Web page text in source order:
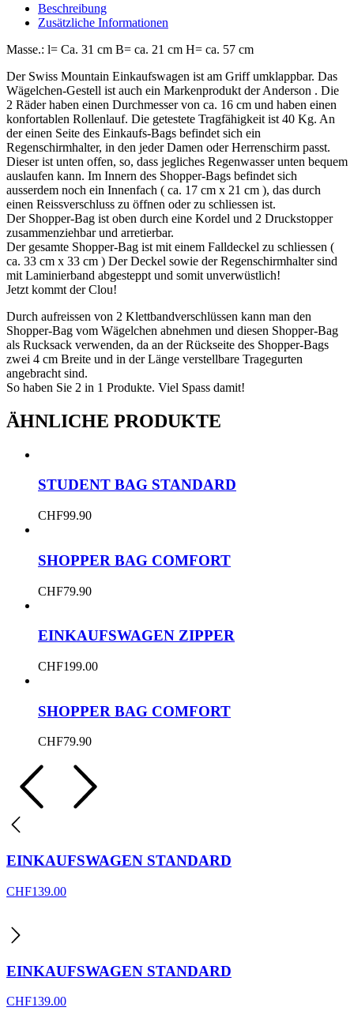
Beschreibung
Zusätzliche Informationen
Masse.: l= Ca. 31 cm B= ca. 21 cm H= ca. 57 cm
Der Swiss Mountain Einkaufswagen ist am Griff umklappbar. Das
Wägelchen-Gestell ist auch ein Markenprodukt der Anderson . Die
2 Räder haben einen Durchmesser von ca. 16 cm und haben einen
konfortablen Rollenlauf. Die getestete Tragfähigkeit ist 40 Kg. An
der einen Seite des Einkaufs-Bags befindet sich ein
Regenschirmhalter, in den jeder Damen oder Herrenschirm passt.
Dieser ist unten offen, so, dass jegliches Regenwasser unten bequem
auslaufen kann. Im Innern des Shopper-Bags befindet sich
ausserdem noch ein Innenfach ( ca. 17 cm x 21 cm ), das durch
einen Reissverschluss zu öffnen oder zu schliessen ist.
Der Shopper-Bag ist oben durch eine Kordel und 2 Druckstopper
zusammenziehbar und arretierbar.
Der gesamte Shopper-Bag ist mit einem Falldeckel zu schliessen (
ca. 33 cm x 33 cm ) Der Deckel sowie der Regenschirmhalter sind
mit Laminierband abgesteppt und somit unverwüstlich!
Jetzt kommt der Clou!
Durch aufreissen von 2 Klettbandverschlüssen kann man den
Shopper-Bag vom Wägelchen abnehmen und diesen Shopper-Bag
als Rucksack verwenden, da an der Rückseite des Shopper-Bags
zwei 4 cm Breite und in der Länge verstellbare Tragegurten
angebracht sind.
So haben Sie 2 in 1 Produkte. Viel Spass damit!
ÄHNLICHE PRODUKTE
STUDENT BAG STANDARD
CHF99.90
SHOPPER BAG COMFORT
CHF79.90
EINKAUFSWAGEN ZIPPER
CHF199.00
SHOPPER BAG COMFORT
CHF79.90
EINKAUFSWAGEN STANDARD
CHF139.00
EINKAUFSWAGEN STANDARD
CHF139.00